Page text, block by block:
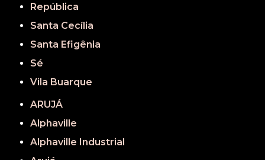
República
Santa Cecília
Santa Efigênia
Sé
Vila Buarque
ARUJÁ
Alphaville
Alphaville Industrial